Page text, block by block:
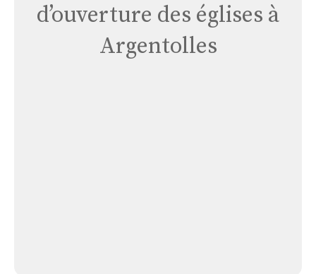
d’ouverture des églises à
Argentolles